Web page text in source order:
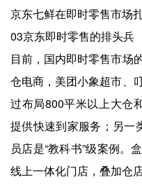
京东七鲜在即时零售市场
03京东即时零售的排头兵
目前，国内即时零售市场
仓电商，美团小象超市、
过布局800平米以上大仓
提供快速到家服务；另一
员店是“教科书”级案例。
线上一体化门店，叠加仓